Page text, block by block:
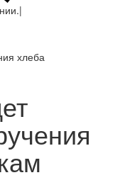
|
хлеба